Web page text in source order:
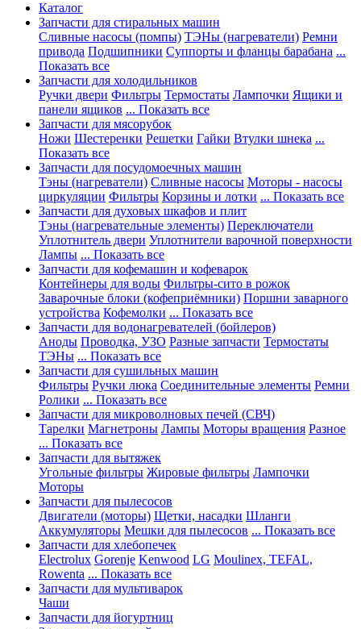
Каталог
Запчасти для стиральных машин
Сливные насосы (помпы) ТЭНы (нагреватели) Ремни
привода Подшипники Суппорты и фланцы барабана ...
Показать все
Запчасти для холодильников
Ручки двери Фильтры Термостаты Лампочки Ящики и
панели ящиков ... Показать все
Запчасти для мясорубок
Ножи Шестеренки Решетки Гайки Втулки шнека ...
Показать все
Запчасти для посудомоечных машин
Тэны (нагреватели) Сливные насосы Моторы - насосы
циркуляции Фильтры Корзины и лотки ... Показать все
Запчасти для духовых шкафов и плит
Тэны (нагревательные элементы) Переключатели
Уплотнитель двери Уплотнители варочной поверхности
Лампы ... Показать все
Запчасти для кофемашин и кофеварок
Контейнеры для воды Фильтры-сито в рожок
Заварочные блоки (кофеприёмники) Поршни заварного
устройства Кофемолки ... Показать все
Запчасти для водонагревателей (бойлеров)
Аноды Проводка, УЗО Разные запчасти Термостаты
ТЭНы ... Показать все
Запчасти для сушильных машин
Фильтры Ручки люка Соединительные элементы Ремни
Ролики ... Показать все
Запчасти для микроволновых печей (СВЧ)
Тарелки Магнетроны Лампы Моторы вращения Разное
... Показать все
Запчасти для вытяжек
Угольные фильтры Жировые фильтры Лампочки
Моторы
Запчасти для пылесосов
Двигатели (моторы) Щетки, насадки Шланги
Аккумуляторы Мешки для пылесосов ... Показать все
Запчасти для хлебопечек
Electrolux Gorenje Kenwood LG Moulinex, TEFAL,
Rowenta ... Показать все
Запчасти для мультиварок
Чаши
Запчасти для йогуртниц